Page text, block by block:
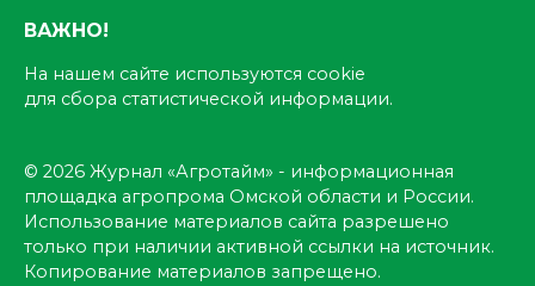
ВАЖНО!
На нашем сайте используются cookie
для сбора статистической информации.
© 2026 Журнал «Агротайм» - информационная
площадка агропрома Омской области и России.
Использование материалов сайта разрешено
только при наличии активной ссылки на источник.
Копирование материалов запрещено.